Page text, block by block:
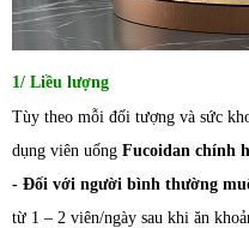
1/ Liều lượng
Tùy theo mỗi đối tượng và sức
dụng viên uống Fucoidan chính
- Đối với người bình thường
từ 1 – 2 viên/ngày sau khi ăn